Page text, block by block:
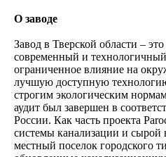
О заводе
Завод в Тверской области –
современный и
ограниченное влияние на
лучшую доступную
строгим экологическим
аудит был завершен в
России. Как часть проекта
системы канализации и сырой
местный поселок городского